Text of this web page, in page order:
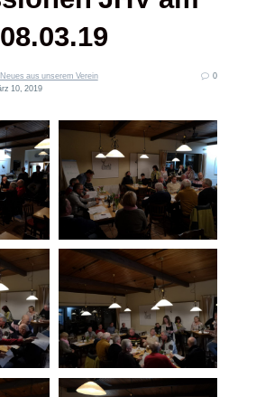
08.03.19
Neues aus unserem Verein
10, 2019
0